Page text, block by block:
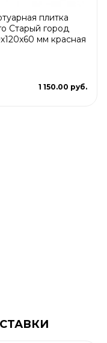
плитка
Старый город
мм красная
1 150.00 руб.